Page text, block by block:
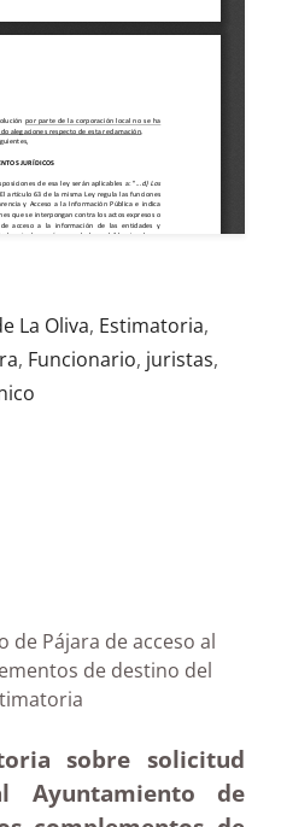
La Oliva, Estimatoria,
, Funcionario, juristas,
de Pájara de acceso al
de destino del
sobre solicitud
Ayuntamiento de